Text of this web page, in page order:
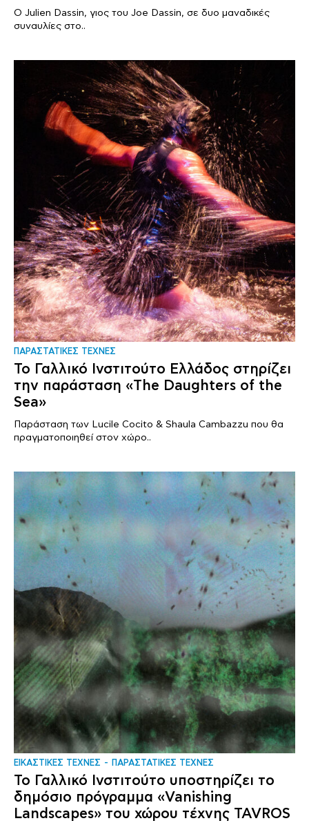
Ο Julien Dassin, γιος του Joe Dassin, σε δυο μαναδικές
συναυλίες στο..
ΠΑΡΑΣΤΑΤΙΚΕΣ ΤΕΧΝΕΣ
Το Γαλλικό Ινστιτούτο Ελλάδος στηρίζει
την παράσταση «The Daughters of the
Sea»
Παράσταση των Lucile Cocito & Shaula Cambazzu που θα
πραγματοποιηθεί στον χώρο..
ΕΙΚΑΣΤΙΚΕΣ ΤΕΧΝΕΣ ΠΑΡΑΣΤΑΤΙΚΕΣ ΤΕΧΝΕΣ
Το Γαλλικό Ινστιτούτο υποστηρίζει το
δημόσιο πρόγραμμα «Vanishing
Landscapes» του χώρου τέχνης TAVROS